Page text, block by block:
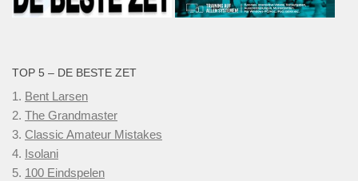
TOP 5 – DE BESTE ZET
1. Bent Larsen
2. The Grandmaster
3. Classic Amateur Mistakes
4. Isolani
5. 100 Eindspelen